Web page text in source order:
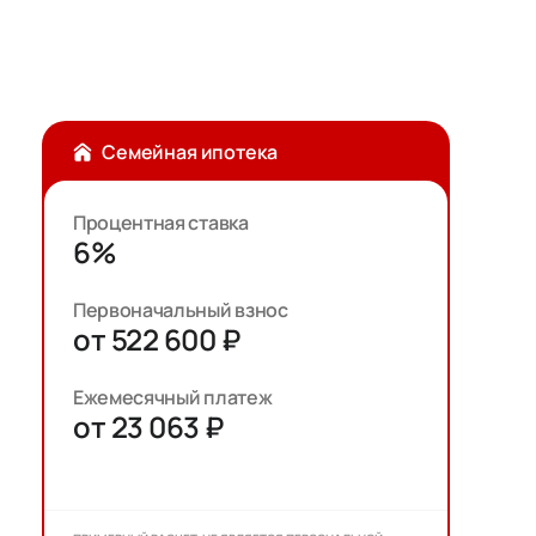
Семейная ипотека
Процентная ставка
6%
Первоначальный взнос
от 522 600 ₽
Ежемесячный платеж
от 23 063 ₽